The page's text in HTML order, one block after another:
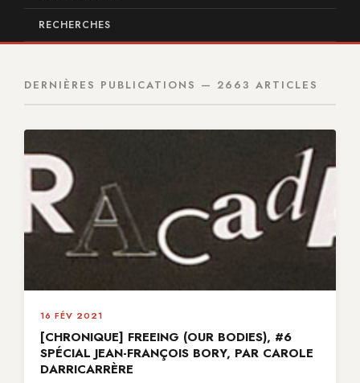
RECHERCHES
DERNIÈRES PUBLICATIONS — 2663 ARTICLES
16 FÉV 2021
[CHRONIQUE] FREEING (OUR BODIES), #6
SPÉCIAL JEAN-FRANÇOIS BORY, PAR CAROLE
DARRICARRÈRE